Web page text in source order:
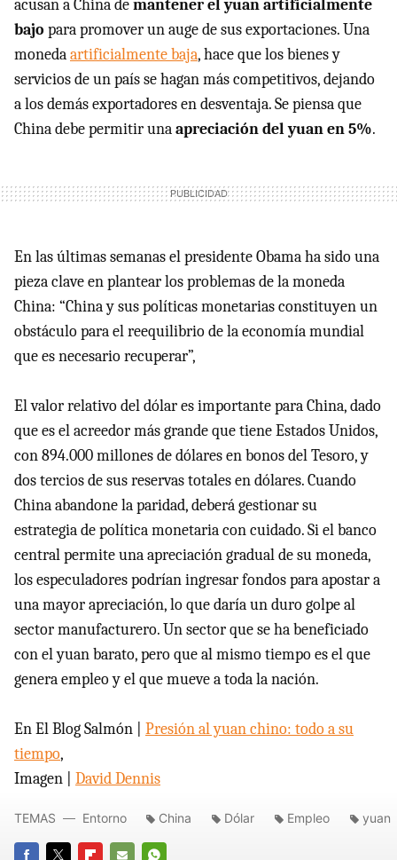
acusan a China demantener el yuan artificialmente
bajo para promover un auge de sus exportaciones. Una
monedaartificialmente baja, hace que los bienes y
servicios de un país se hagan más competitivos, dejando
a los demás exportadores en desventaja. Se piensa que
China debe permitir unaapreciación del yuan en 5%.
En las últimas semanas el presidente Obama ha sido una
pieza clave en plantear los problemas de la moneda
China: “China y sus políticas monetarias constituyen un
obstáculo para el reequilibrio de la economía mundial
que es necesario recuperar”,
El valor relativo del dólar es importante para China, dado
que es el acreedor más grande que tiene Estados Unidos,
con 894.000 millones de dólares en bonos del Tesoro, y
dos tercios de sus reservas totales en dólares. Cuando
China abandone la paridad, deberá gestionar su
estrategia de política monetaria con cuidado. Si el banco
central permite una apreciación gradual de su moneda,
los especuladores podrían ingresar fondos para apostar a
una mayor apreciación, lo que daría un duro golpe al
sector manufacturero. Un sector que se ha beneficiado
con el yuan barato, pero que al mismo tiempo es el que
genera empleo y el que mueve a toda la nación.
En El Blog Salmón | Presión al yuan chino: todo a su
tiempo,
Imagen | David Dennis
TEMAS Entorno China Dólar Empleo yuan